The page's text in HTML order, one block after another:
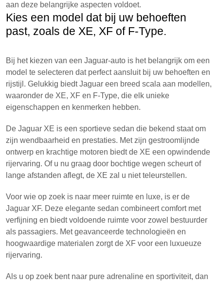
aan deze belangrijke aspecten voldoet.
Kies een model dat bij uw behoeften
past, zoals de XE, XF of F-Type.
Bij het kiezen van een Jaguar-auto is het belangrijk om een
model te selecteren dat perfect aansluit bij uw behoeften en
rijstijl. Gelukkig biedt Jaguar een breed scala aan modellen,
waaronder de XE, XF en F-Type, die elk unieke
eigenschappen en kenmerken hebben.
De Jaguar XE is een sportieve sedan die bekend staat om
zijn wendbaarheid en prestaties. Met zijn gestroomlijnde
ontwerp en krachtige motoren biedt de XE een opwindende
rijervaring. Of u nu graag door bochtige wegen scheurt of
lange afstanden aflegt, de XE zal u niet teleurstellen.
Voor wie op zoek is naar meer ruimte en luxe, is er de
Jaguar XF. Deze elegante sedan combineert comfort met
verfijning en biedt voldoende ruimte voor zowel bestuurder
als passagiers. Met geavanceerde technologieën en
hoogwaardige materialen zorgt de XF voor een luxueuze
rijervaring.
Als u op zoek bent naar pure adrenaline en sportiviteit, dan